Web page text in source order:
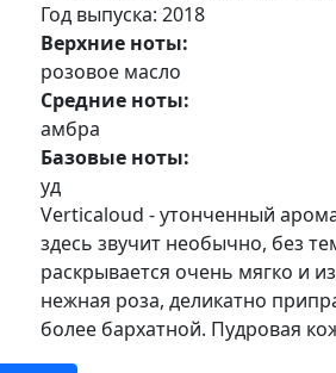
Год выпуска: 2018
Верхние ноты:
розовое масло
Средние ноты:
амбра
Базовые ноты:
уд
Verticaloud - утонченный
здесь звучит необычно, без
раскрывается очень мягко и
нежная роза, деликатно
более бархатной. Пудровая